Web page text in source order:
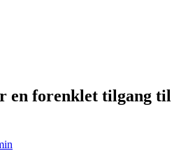
en forenklet tilgang til